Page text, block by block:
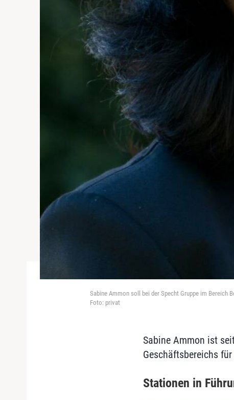
Sabine Ammon soll bei der Specht Gruppe im Bereich
Foto: privat
Sabine Ammon ist
Geschäftsbereichs
Stationen in